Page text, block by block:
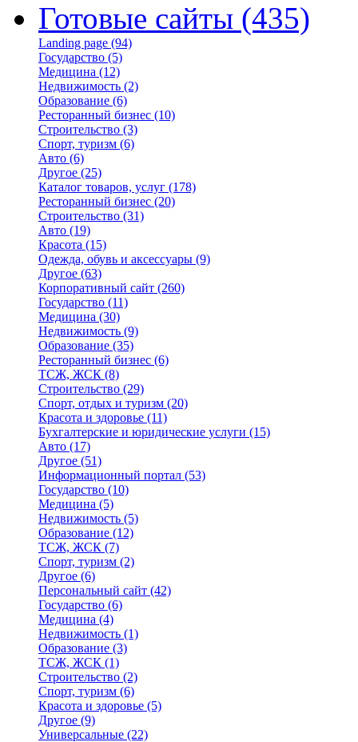
Готовые сайты (435)
Landing page (94)
Государство (5)
Медицина (12)
Недвижимость (2)
Образование (6)
Ресторанный бизнес (10)
Строительство (3)
Спорт, туризм (6)
Авто (6)
Другое (25)
Каталог товаров, услуг (178)
Ресторанный бизнес (20)
Строительство (31)
Авто (19)
Красота (15)
Одежда, обувь и аксессуары (9)
Другое (63)
Корпоративный сайт (260)
Государство (11)
Медицина (30)
Недвижимость (9)
Образование (35)
Ресторанный бизнес (6)
ТСЖ, ЖСК (8)
Строительство (29)
Спорт, отдых и туризм (20)
Красота и здоровье (11)
Бухгалтерские и юридические услуги (15)
Авто (17)
Другое (51)
Информационный портал (53)
Государство (10)
Медицина (5)
Недвижимость (5)
Образование (12)
ТСЖ, ЖСК (7)
Спорт, туризм (2)
Другое (6)
Персональный сайт (42)
Государство (6)
Медицина (4)
Недвижимость (1)
Образование (3)
ТСЖ, ЖСК (1)
Строительство (2)
Спорт, туризм (6)
Красота и здоровье (5)
Другое (9)
Универсальные (22)